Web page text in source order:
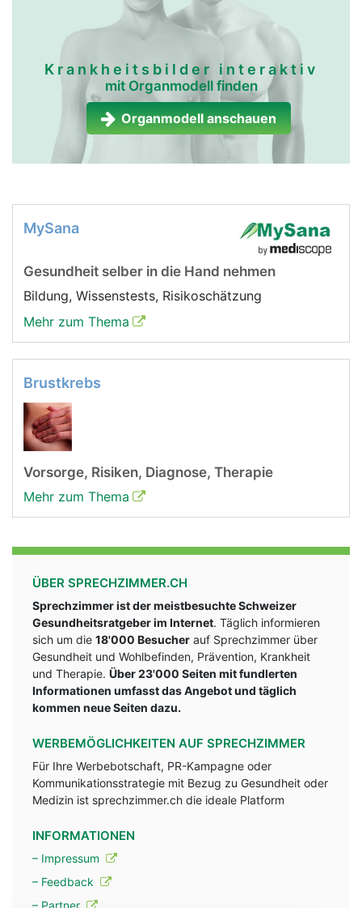
Krankheitsbilder interaktiv
mit Organmodell finden
Organmodell anschauen
MySana
Gesundheit selber in die Hand nehmen
Bildung, Wissenstests, Risikoschätzung
Mehr zum Thema
Brustkrebs
Vorsorge, Risiken, Diagnose, Therapie
Mehr zum Thema
ÜBER SPRECHZIMMER.CH
Sprechzimmer ist der meistbesuchte Schweizer
Gesundheitsratgeber im Internet. Täglich informieren
sich um die 18'000 Besucher auf Sprechzimmer über
Gesundheit und Wohlbefinden, Prävention, Krankheit
und Therapie. Über 23'000 Seiten mit fundlerten
Informationen umfasst das Angebot und täglich
kommen neue Seiten dazu.
WERBEMÖGLICHKEITEN AUF SPRECHZIMMER
Für Ihre Werbebotschaft, PR-Kampagne oder
Kommunikationsstrategie mit Bezug zu Gesundheit oder
Medizin ist sprechzimmer.ch die ideale Platform
INFORMATIONEN
– Impressum
– Feedback
– Partner